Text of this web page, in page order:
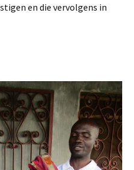
en die vervolgens in